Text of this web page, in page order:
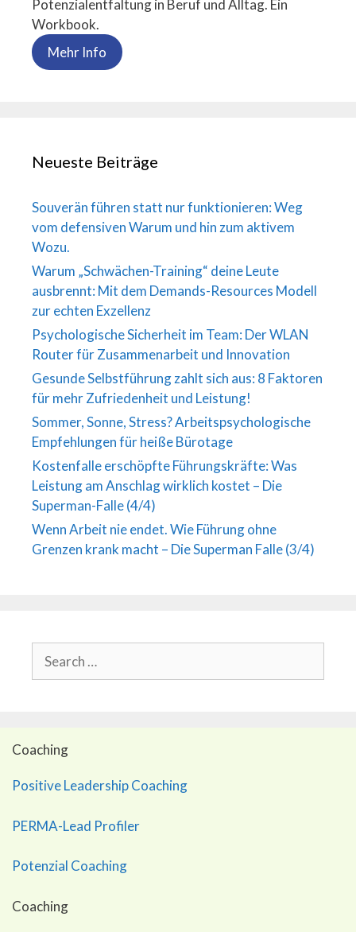
Potenzialentfaltung in Beruf und Alltag. Ein
Workbook.
Mehr Info
Neueste Beiträge
Souverän führen statt nur funktionieren: Weg
vom defensiven Warum und hin zum aktivem
Wozu.
Warum „Schwächen-Training“ deine Leute
ausbrennt: Mit dem Demands-Resources Modell
zur echten Exzellenz
Psychologische Sicherheit im Team: Der WLAN
Router für Zusammenarbeit und Innovation
Gesunde Selbstführung zahlt sich aus: 8 Faktoren
für mehr Zufriedenheit und Leistung!
Sommer, Sonne, Stress? Arbeitspsychologische
Empfehlungen für heiße Bürotage
Kostenfalle erschöpfte Führungskräfte: Was
Leistung am Anschlag wirklich kostet – Die
Superman-Falle (4/4)
Wenn Arbeit nie endet. Wie Führung ohne
Grenzen krank macht – Die Superman Falle (3/4)
for:
Coaching
Positive Leadership Coaching
PERMA-Lead Profiler
Potenzial Coaching
Coaching